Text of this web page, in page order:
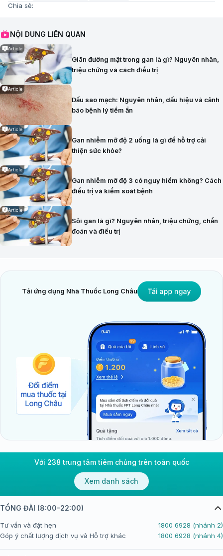
Chia sẻ:
NỘI DUNG LIÊN QUAN
Article
Giãn đường mật trong gan là gì? Nguyên nhân,
triệu chứng và cách điều trị
Article
Dấu sao mạch: Nguyên nhân, dấu hiệu và cảnh
báo bệnh lý tiềm ẩn
Article
Gan nhiễm mỡ độ 2 uống lá gì để hỗ trợ cải
thiện sức khỏe?
Article
Gan nhiễm mỡ độ 3 có nguy hiểm không? Cách
điều trị và kiểm soát bệnh
Article
Sỏi gan là gì? Nguyên nhân, triệu chứng, chẩn
đoán và điều trị
Tải ứng dụng Nhà Thuốc Long Châu
Với 238 trung tâm tiêm chủng trên toàn quốc
Xem danh sách
TỔNG ĐÀI (8:00-22:00)
Tư vấn và đặt hẹn
1800 6928 (nhánh 2)
Góp ý chất lượng dịch vụ và Hỗ trợ khác
1800 6928 (nhánh 4)